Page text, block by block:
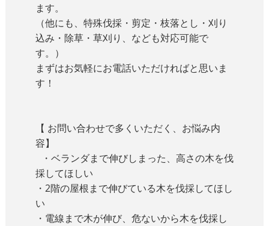
ます。
（他にも、特殊伐採・剪定・枝落とし・刈り
込み・除草・草刈り、なども対応可能で
す。）
まずはお気軽にお電話いただければと思いま
す！
【 お問い合わせで多くいただく、お悩み内
容】
・ベランダまで伸びしまった、高さの木を伐
採してほしい
・2階の屋根まで伸びている木を伐採してほし
い
・電線まで木が伸び、危ないから木を伐採し